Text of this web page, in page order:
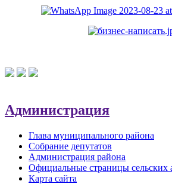
Администрация
Глава муниципального района
Собрание депутатов
Администрация района
Официальные страницы сельских
Карта сайта